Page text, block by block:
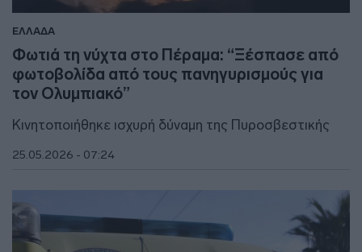
ΕΛΛΑΔΑ
Φωτιά τη νύχτα στο Πέραμα: “Ξέσπασε από
φωτοβολίδα από τους πανηγυρισμούς για
τον Ολυμπιακό”
Κινητοποιήθηκε ισχυρή δύναμη της Πυροσβεστικής
25.05.2026 - 07:24